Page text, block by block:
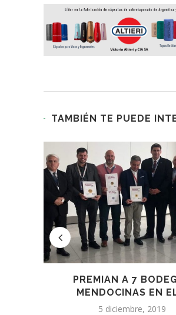
TAMBIÉN TE PUEDE
PREMIAN A 7
MENDOCINAS EN
5 diciembre, 2019